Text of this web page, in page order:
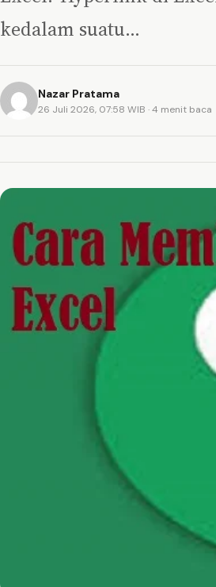
kedalam suatu…
Nazar Pratama
26 Juli 2026, 07:58 WIB · 4 menit baca